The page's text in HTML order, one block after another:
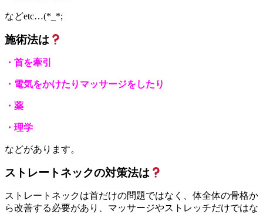
などetc…(*_*;
施術法は
・首を牽引
・電気をかけたりマッサージをしたり
・薬
・理学
などがあります。
ストレートネックの対策法は
ストレートネックは首だけの問題ではなく、体全体の骨格か
ら改善する必要があり、マッサージやストレッチだけではな